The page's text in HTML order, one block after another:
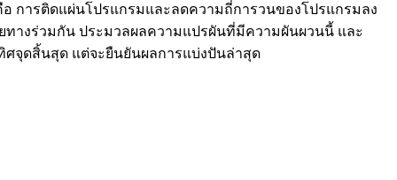
การติดแผ่นโปรแกรมและลดความถี่การวนของโปรแกรมลง
ทางร่วมกัน ประมวลผลความแปรผันที่มีความผันผวนนี้ และ
ศจุดสิ้นสุด แต่จะยืนยันผลการแบ่งปันล่าสุด